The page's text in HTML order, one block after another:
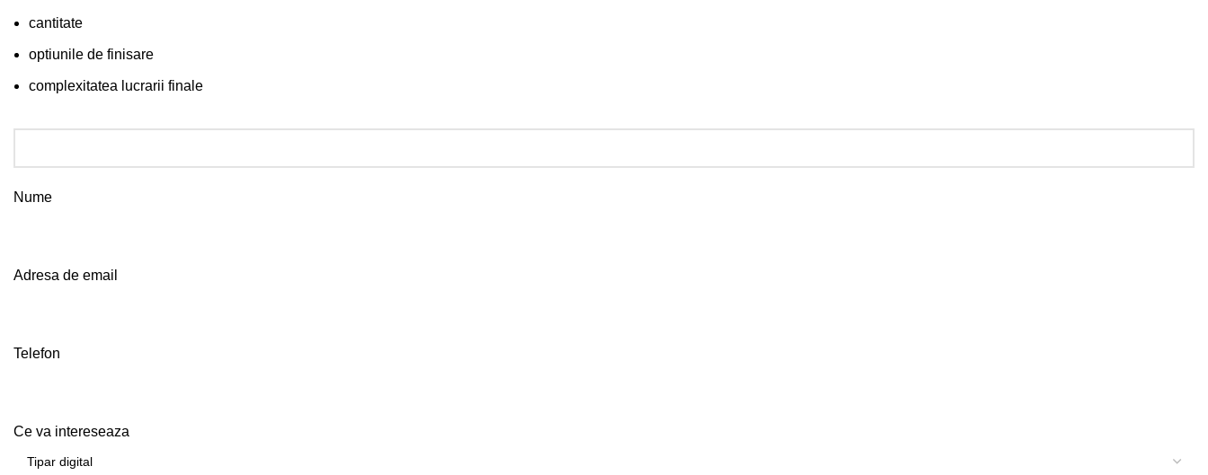
cantitate
optiunile de finisare
complexitatea lucrarii finale
Nume
Adresa de email
Telefon
Ce va intereseaza